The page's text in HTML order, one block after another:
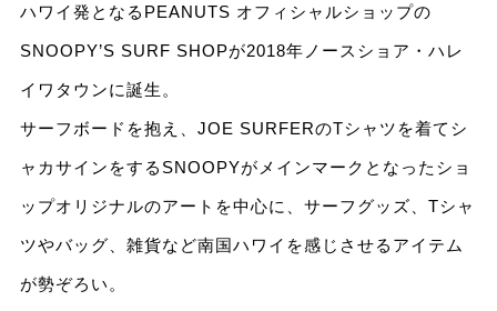
ハワイ発となるPEANUTS オフィシャルショップの
SNOOPY’S SURF SHOPが2018年ノースショア・ハレ
イワタウンに誕生。
サーフボードを抱え、JOE SURFERのTシャツを着てシ
ャカサインをするSNOOPYがメインマークとなったショ
ップオリジナルのアートを中心に、サーフグッズ、Tシャ
ツやバッグ、雑貨など南国ハワイを感じさせるアイテム
が勢ぞろい。